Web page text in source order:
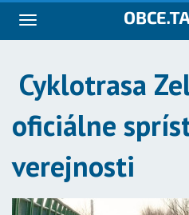
Navigácia
Cyklotrasa
oficiálne
verejnosti